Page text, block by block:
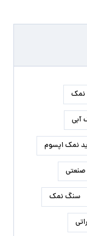
نمک
آبی
نمک اپسوم
سنگ نمک